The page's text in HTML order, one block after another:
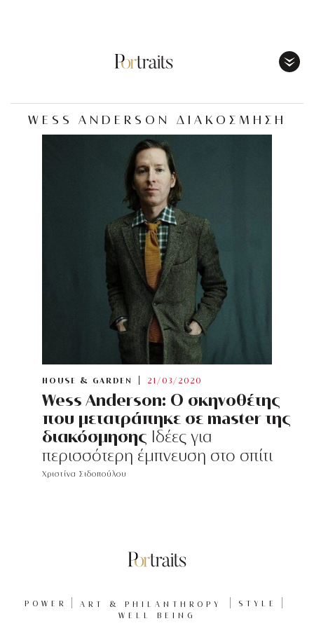
WESS ANDERSON ΔΙΑΚΟΣΜΗΣΗ
HOUSE & GARDEN 21/03/2020
Wess Anderson: Ο σκηνοθέτης
που μετατράπηκε σε master της
διακόσμησης Ιδέες για
περισσότερη έμπνευση στο σπίτι
Χριστίνα Σιδοπούλου
POWER ART & PHILANTHROPY
STYLE
WELL BEING